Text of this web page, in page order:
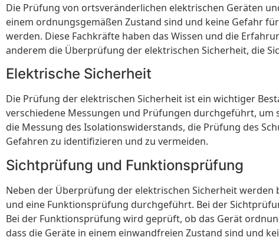
Die Prüfung von ortsveränderlichen elektrischen Geräten
einem ordnungsgemäßen Zustand sind und keine Gefahr
werden. Diese Fachkräfte haben das Wissen und die
anderem die Überprüfung der elektrischen Sicherheit, die
Elektrische Sicherheit
Die Prüfung der elektrischen Sicherheit ist ein wichtiger
verschiedene Messungen und Prüfungen durchgeführt, um
die Messung des Isolationswiderstands, die Prüfung des
Gefahren zu identifizieren und zu vermeiden.
Sichtprüfung und Funktionsprüfung
Neben der Überprüfung der elektrischen Sicherheit
und eine Funktionsprüfung durchgeführt. Bei der
Bei der Funktionsprüfung wird geprüft, ob das Gerät
dass die Geräte in einem einwandfreien Zustand sind und